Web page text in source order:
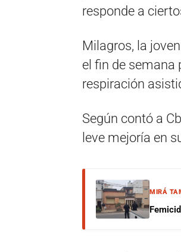
responde a
Milagros, la
el fin de semana
respiración
Según contó a
leve mejoría en
MIRÁ